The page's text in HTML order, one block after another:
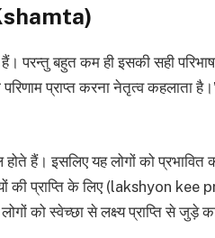
परन्तु बहुत कम ही इसकी सही
प्राप्त करना नेतृत्व कहलाता
होते हैं। इसलिए यह लोगों को
की प्राप्ति के लिए (lakshyon
को स्वेच्छा से लक्ष्य प्राप्ति से जुड़े